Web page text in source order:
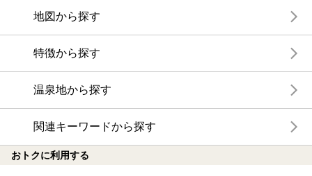
地図から探す
特徴から探す
温泉地から探す
関連キーワードから探す
おトクに利用する